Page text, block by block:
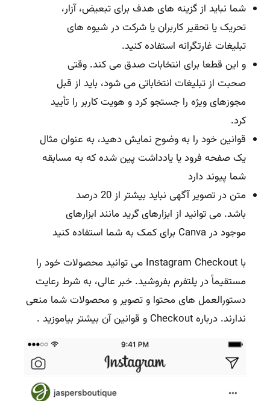
شما نباید از گزینه های هدف برای تبعیض، آزار،
تحریک یا تحقیر کاربران یا شرکت در شیوه های
تبلیغات غارتگرانه استفاده کنید.
و این قطعا برای انتخابات صدق می کند. وقتی
صحبت از تبلیغات انتخاباتی می شود، باید از قبل
مجوزهای ویژه را جستجو کرد و هویت کاربر را تأیید
کرد.
قوانین خود را به وضوح نمایش دهید، به عنوان مثال
یک صفحه فرود یا یادداشت پین شده که به مسابقه
شما پیوند دارد
متن در تصویر آگهی نباید بیشتر از 20 درصد
باشد. می توانید از ابزارهای گرید مانند ابزارهای
موجود در Canva برای کمک به شما استفاده کنید
با Instagram Checkout می توانید محصولات خود را
مستقیماً در پلتفرم بفروشید. خبر عالی، به شرط رعایت
دستورالعمل های محتوا و تصویر و محصولات شما منعی
ندارند. دربارهCheckout و قوانین آن بیشتر بیاموزید .